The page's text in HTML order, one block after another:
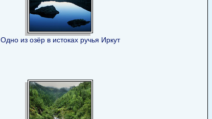
Одно из озёр в истоках ручья Иркут